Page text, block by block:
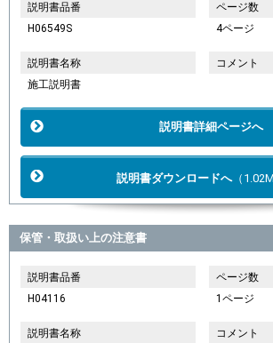
説明書品番
H06549S
ページ数
4ページ
説明書名称
施工説明書
コメント
説明書詳細ページへ
説明書ダウンロードへ（
保管・取扱い上の注意書
説明書品番
H04116
ページ数
1ページ
説明書名称
コメント